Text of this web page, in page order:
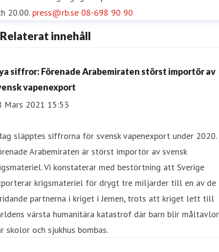
20.00. press@rb.se 08-698 90 90
Relaterat innehåll
siffror: Förenade Arabemiraten störst importör av
vapenexport
Mars 2021 15:53
släpptes siffrorna för svensk vapenexport under 2020.
Arabemiraten är störst importör av svensk
Vi konstaterar med bestörtning att Sverige
krigsmateriel för drygt tre miljarder till en av de
partnerna i kriget i Jemen, trots att kriget lett till
värsta humanitära katastrof där barn blir måltavlor
skolor och sjukhus bombas.